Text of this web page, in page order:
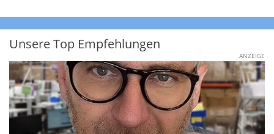
Unsere Top Empfehlungen
ANZEIGE